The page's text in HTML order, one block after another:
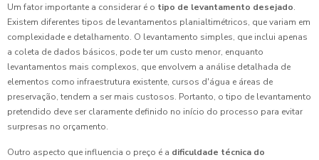
Um fator importante a considerar é o tipo de levantamento desejado.
Existem diferentes tipos de levantamentos planialtimétricos, que variam em
complexidade e detalhamento. O levantamento simples, que inclui apenas
a coleta de dados básicos, pode ter um custo menor, enquanto
levantamentos mais complexos, que envolvem a análise detalhada de
elementos como infraestrutura existente, cursos d'água e áreas de
preservação, tendem a ser mais custosos. Portanto, o tipo de levantamento
pretendido deve ser claramente definido no início do processo para evitar
surpresas no orçamento.
Outro aspecto que influencia o preço é a dificuldade técnica do